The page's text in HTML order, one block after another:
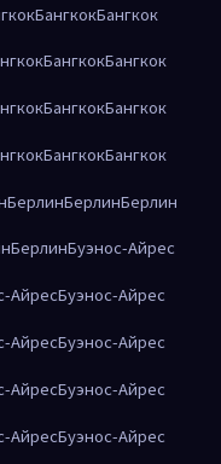
БангкокБангкок
БангкокБангкок
БангкокБангкок
БангкокБангкок
БерлинБерлинБерлин
БерлинБуэнос-Айрес
АйресБуэнос-Айрес
АйресБуэнос-Айрес
АйресБуэнос-Айрес
АйресБуэнос-Айрес